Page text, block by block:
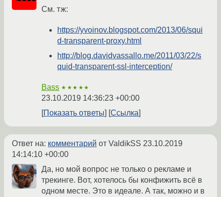
См. тж:
https://yvoinov.blogspot.com/2013/06/squi
d-transparent-proxy.html
http://blog.davidvassallo.me/2011/03/22/s
quid-transparent-ssl-interception/
Bass ★★★★★
23.10.2019 14:36:23 +00:00
Показать ответы
Ссылка
Ответ на: комментарий от ValdikSS 23.10.2019
14:14:10 +00:00
Да, но мой вопрос не только о рекламе и
трекинге. Вот, хотелось бы конфижить всё в
одном месте. Это в идеале. А так, можно и в